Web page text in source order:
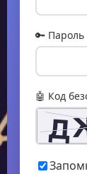
🔑 Пароль
🤖 Код